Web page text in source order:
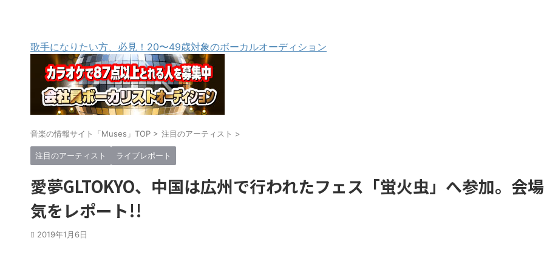
歌手になりたい方、必見！20〜49歳対象のボーカルオーディション
音楽の情報サイト「Muses」TOP > 注目のアーティスト >
注目のアーティスト ライブレポート
愛夢GLTOKYO、中国は広州で行われたフェス「蛍火虫」へ参加。会
気をレポート!!
2019年1月6日